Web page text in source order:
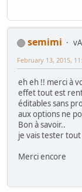
semimi
February 13, 2015,
eh eh !! merci à
effet tout est
éditables sans
aux options ne
Bon à savoir..
je vais tester
Merci encore